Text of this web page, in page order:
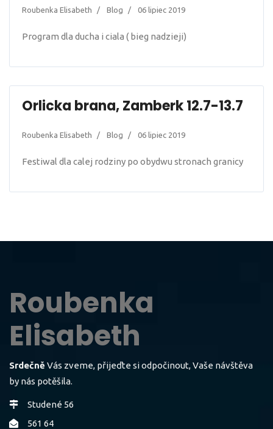
Roubenka Elisabeth Blog 06 lipiec 2019
Program dla ducha i ciala ( bieg nadzieji)
Orlicka brana, Zamberk 12.7-13.7
Roubenka Elisabeth Blog 06 lipiec 2019
Festiwal dla calej rodziny po obydwu stronach granicy
Roubenka
Elisabeth
Srdečně Vás zveme, přijeďte si odpočinout, Vaše návštěva
by nás potěšila.
Studené 56
561 64